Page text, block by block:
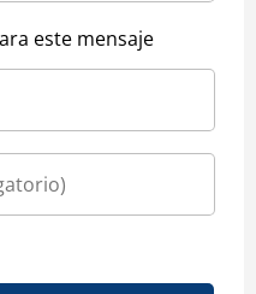
este mensaje